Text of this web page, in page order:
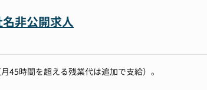
ベーション（新規事業の立ち上げ）や、M&Aを行い
SやP/Lはもちろん、銀行残高も公開されています。
なく交流しています。
自律駆動しながら、事業成長にむけて一体となって
おり、出退勤／オフィス／有給など、とにかく自由
非公開求人
45時間を超える残業代は追加で支給）。